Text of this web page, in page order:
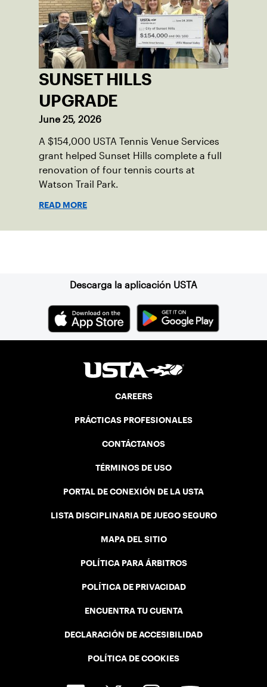
SUNSET HILLS
UPGRADE
June 25, 2026
A $154,000 USTA Tennis Venue Services
grant helped Sunset Hills complete a full
renovation of four tennis courts at
Watson Trail Park.
READ MORE
Descarga la aplicación USTA
CAREERS
PRÁCTICAS PROFESIONALES
CONTÁCTANOS
TÉRMINOS DE USO
PORTAL DE CONEXIÓN DE LA USTA
LISTA DISCIPLINARIA DE JUEGO SEGURO
MAPA DEL SITIO
POLÍTICA PARA ÁRBITROS
POLÍTICA DE PRIVACIDAD
ENCUENTRA TU CUENTA
DECLARACIÓN DE ACCESIBILIDAD
POLÍTICA DE COOKIES